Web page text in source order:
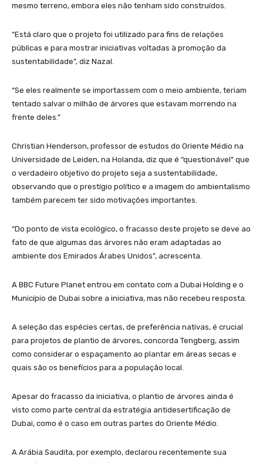
mesmo terreno, embora eles não tenham sido construídos.
“Está claro que o projeto foi utilizado para fins de relações
públicas e para mostrar iniciativas voltadas à promoção da
sustentabilidade”, diz Nazal.
“Se eles realmente se importassem com o meio ambiente, teriam
tentado salvar o milhão de árvores que estavam morrendo na
frente deles.”
Christian Henderson, professor de estudos do Oriente Médio na
Universidade de Leiden, na Holanda, diz que é “questionável” que
o verdadeiro objetivo do projeto seja a sustentabilidade,
observando que o prestígio político e a imagem do ambientalismo
também parecem ter sido motivações importantes.
“Do ponto de vista ecológico, o fracasso deste projeto se deve ao
fato de que algumas das árvores não eram adaptadas ao
ambiente dos Emirados Árabes Unidos”, acrescenta.
A BBC Future Planet entrou em contato com a Dubai Holding e o
Município de Dubai sobre a iniciativa, mas não recebeu resposta.
A seleção das espécies certas, de preferência nativas, é crucial
para projetos de plantio de árvores, concorda Tengberg, assim
como considerar o espaçamento ao plantar em áreas secas e
quais são os benefícios para a população local.
Apesar do fracasso da iniciativa, o plantio de árvores ainda é
visto como parte central da estratégia antidesertificação de
Dubai, como é o caso em outras partes do Oriente Médio.
A Arábia Saudita, por exemplo, declarou recentemente sua